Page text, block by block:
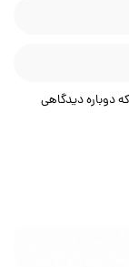
دوباره دیدگاهی